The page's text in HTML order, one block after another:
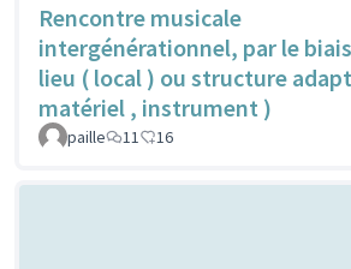
Rencontre musicale
intergénérationnel, par le
lieu ( local ) ou structure
matériel , instrument )
paille 11 16